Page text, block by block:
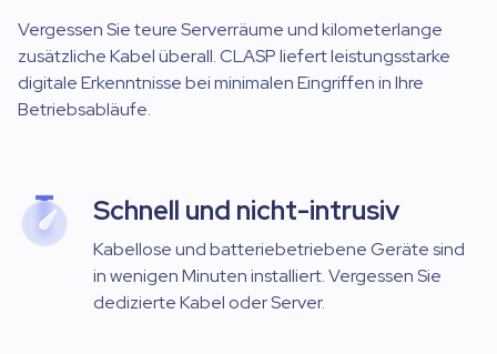
Vergessen Sie teure Serverräume und kilometerlange
zusätzliche Kabel überall. CLASP liefert leistungsstarke
digitale Erkenntnisse bei minimalen Eingriffen in Ihre
Betriebsabläufe.
Schnell und nicht-intrusiv
Kabellose und batteriebetriebene Geräte sind
in wenigen Minuten installiert. Vergessen Sie
dedizierte Kabel oder Server.